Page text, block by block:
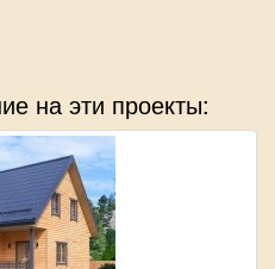
на эти проекты: